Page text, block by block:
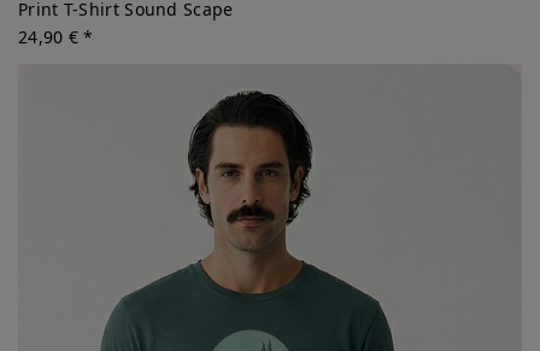
Print T-Shirt Sound Scape
24,90 € *